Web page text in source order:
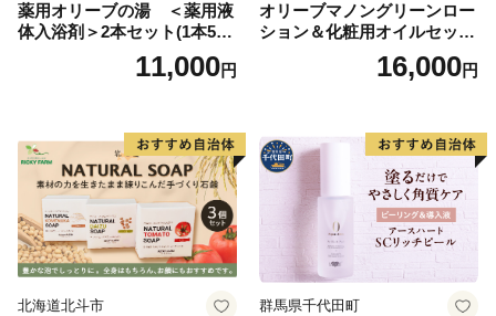
薬用オリーブの湯 ＜薬用液
体入浴剤＞2本セット(1本500
11,000円
オリーブマノングリーンロー
ション＆化粧用オイルセット
美容グッズ スキンケア 化粧
16,000円
北海道北斗市 群馬県千代田町